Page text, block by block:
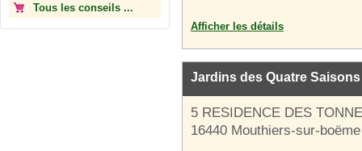
Tous les conseils ...
Afficher les détails
Jardins des Quatre Saisons
5 RESIDENCE DES
16440 Mouthiers-sur-boëme